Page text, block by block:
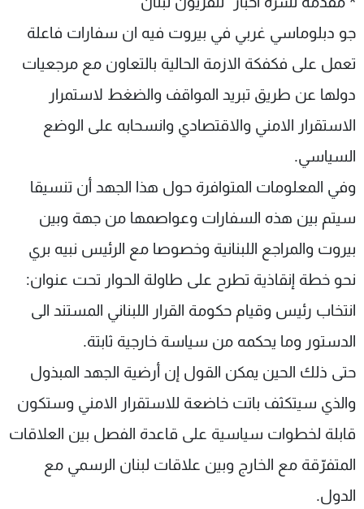
جو دبلوماسي غربي في بيروت فيه ان سفارات فاعلة
تعمل على فكفكة الازمة الحالية بالتعاون مع مرجعيات
دولها عن طريق تبريد المواقف والضغط لاستمرار
الاستقرار الامني والاقتصادي وانسحابه على الوضع
السياسي.
وفي المعلومات المتوافرة حول هذا الجهد أن تنسيقا
سيتم بين هذه السفارات وعواصمها من جهة وبين
بيروت والمراجع اللبنانية وخصوصا مع الرئيس نبيه بري
نحو خطة إنقاذية تطرح على طاولة الحوار تحت عنوان:
انتخاب رئيس وقيام حكومة القرار اللبناني المستند الى
الدستور وما يحكمه من سياسة خارجية ثابتة.
حتى ذلك الحين يمكن القول إن أرضية الجهد المبذول
والذي سيتكثف باتت خاضعة للاستقرار الامني وستكون
قابلة لخطوات سياسية على قاعدة الفصل بين العلاقات
المتفرّقة مع الخارج وبين علاقات لبنان الرسمي مع
الدول.